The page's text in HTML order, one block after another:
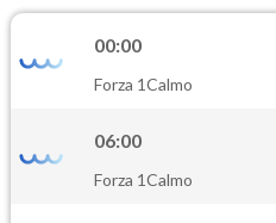
(Diossido di azoto)
PM10
00:00
Forza 1Calmo
06:00
Forza 1Calmo